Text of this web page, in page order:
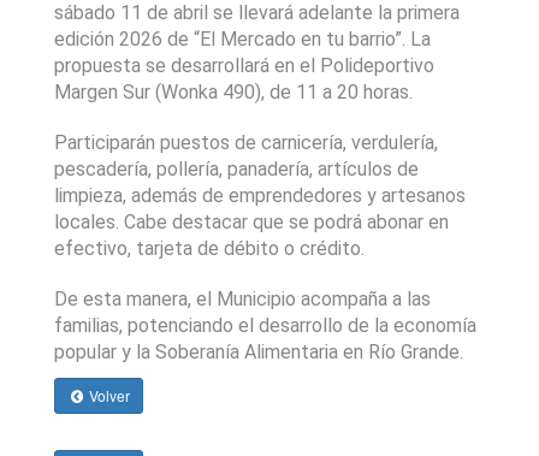
sábado 11 de abril se llevará adelante la primera
edición 2026 de “El Mercado en tu barrio”. La
propuesta se desarrollará en el Polideportivo
Margen Sur (Wonka 490), de 11 a 20 horas.
Participarán puestos de carnicería, verdulería,
pescadería, pollería, panadería, artículos de
limpieza, además de emprendedores y artesanos
locales. Cabe destacar que se podrá abonar en
efectivo, tarjeta de débito o crédito.
De esta manera, el Municipio acompaña a las
familias, potenciando el desarrollo de la economía
popular y la Soberanía Alimentaria en Río Grande.
Volver